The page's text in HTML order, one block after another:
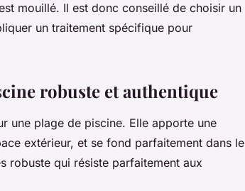
mouillé. Il est donc conseillé de choisir un
un traitement spécifique pour
robuste et authentique
une plage de piscine. Elle apporte une
extérieur, et se fond parfaitement dans le
robuste qui résiste parfaitement aux